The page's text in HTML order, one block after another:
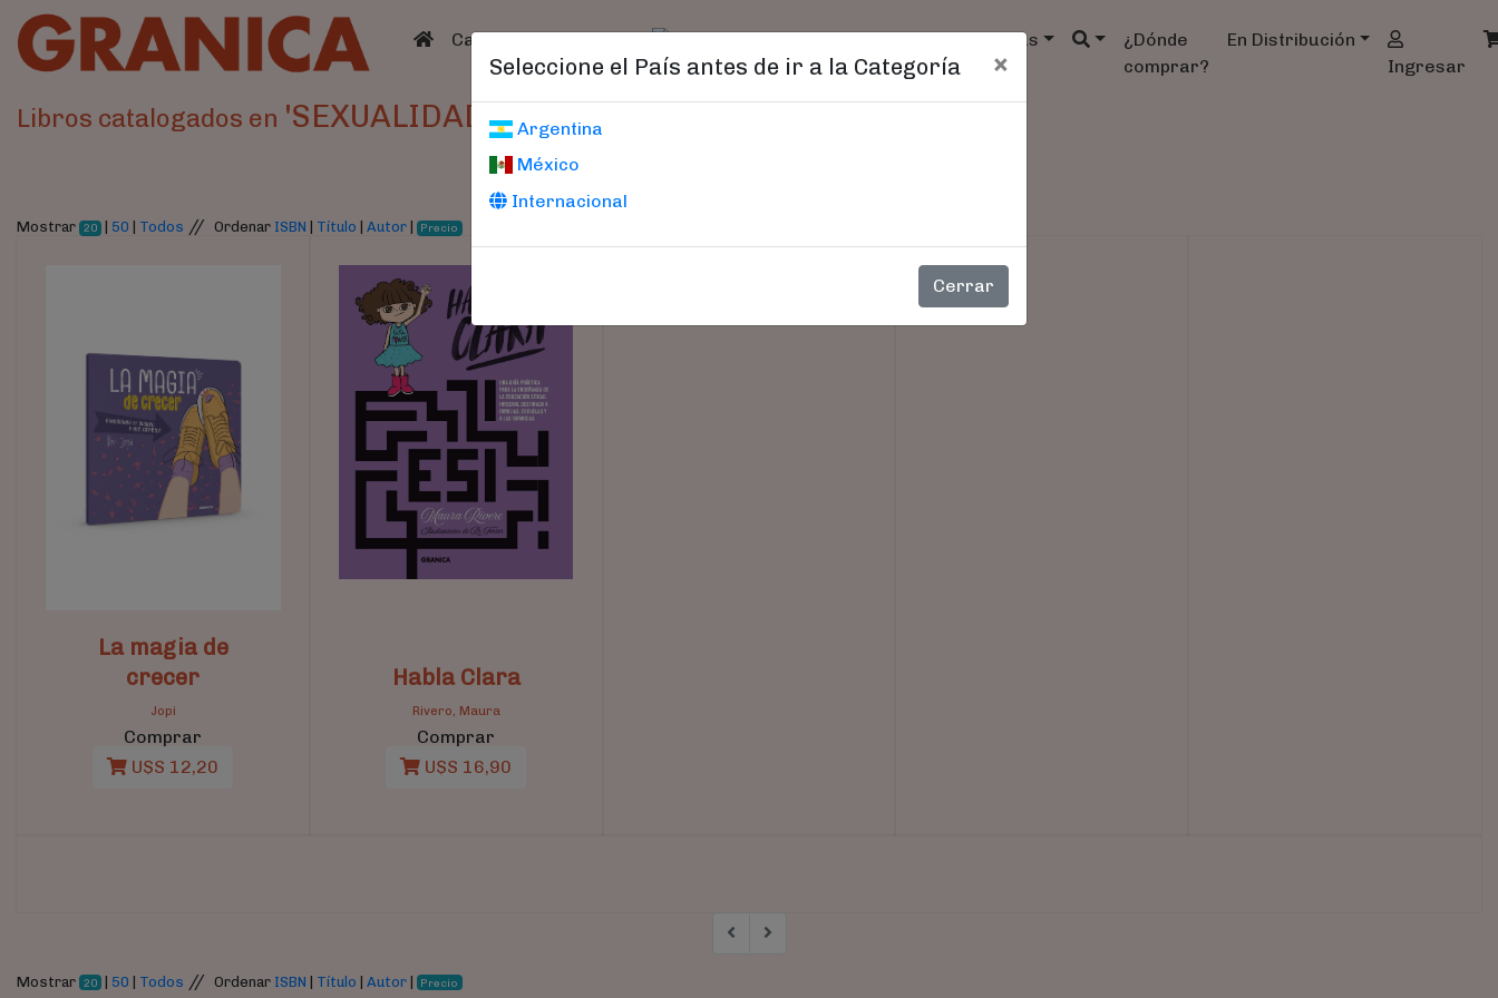
(current)
Catálogo Catálogo Agendas
¿Dónde
comprar?
En Distribución
Ingresar
Seleccione el País antes de ir a la Categoría ×
Argentina
México
Internacional
Cerrar
Libros catalogados en 'SEXUALIDAD Y PAREJA '
Mostrar 20 | 50 Todos // Ordenar ISBN Título Autor| Precio
La magia de
crecer
Jopi
Comprar
U$S 12,20
Habla Clara
Rivero, Maura
Comprar
U$S 16,90
Mostrar 20 | 50 | Todos // Ordenar ISBN | Título | Autor| Precio